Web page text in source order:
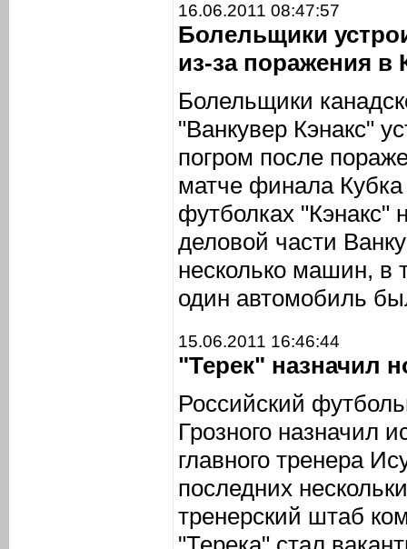
16.06.2011 08:47:57
Болельщики
из-за поражения в
Болельщики
"Ванкувер Кэнакс"
погром после
матче финала
футболках "Кэнакс"
деловой части
несколько машин, в
один автомобиль
15.06.2011 16:46:44
"Терек" назначил
Российский
Грозного назначил
главного тренера
последних
тренерский штаб